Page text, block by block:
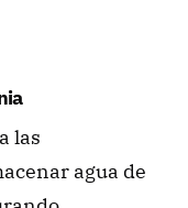
las
agua de